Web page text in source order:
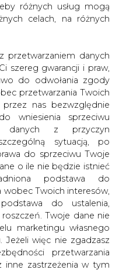
różnych usług mogą
celach, na różnych
przetwarzaniem danych
szereg gwarancji i praw,
do odwołania zgody
przetwarzania Twoich
nas bezwzględnie
wniesienia sprzeciwu
danych z przyczyn
sytuacją, po
do sprzeciwu Twoje
o ile nie będzie istnieć
podstawa do
wobec Twoich interesów,
do ustalenia,
Twoje dane nie
marketingu własnego
Jeżeli więc nie zgadzasz
przetwarzania
inne zastrzeżenia w tym
akcjonariusze
CEZ na
w
akcji czeskiej firmy
proc., jednak na kolejnych
wyprzedaż tych papierów.
one o 2,4 proc. Analitycy
przez walory CEZ
koron za jeden papier.
też wtorkowa informacja
pięciu członków zarządu